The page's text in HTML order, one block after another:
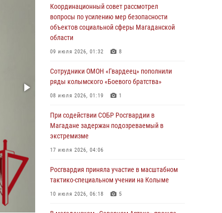
20 июля 2026, 04:02 8
При содействии СОБР Росгвардии в
Магадане задержан подозреваемый в
экстремизме
«Каникулы с Росгвардией» продолжаются на
Колыме
Начальник Главного штаба – первый
заместитель директора Росгвардии Герой
России генерал-полковник Сергей Бойко
профессиональным праздником
15 июля 2026, 06:21
Координационный совет рассмотрел
вопросы по усилению мер безопасности
объектов социальной сферы Магаданской
области
09 июля 2026, 01:32 8
Сотрудники ОМОН «Гвардеец» пополнили
ряды колымского «Боевого братства»
08 июля 2026, 01:19 1
При содействии СОБР Росгвардии в
Магадане задержан подозреваемый в
экстремизме
17 июля 2026, 04:06
Росгвардия приняла участие в масштабном
тактико-специальном учении на Колыме
10 июля 2026, 06:18 5